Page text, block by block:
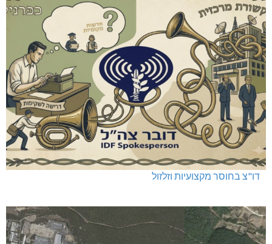
דו"צ בחוסר מקצועיות וזלזול